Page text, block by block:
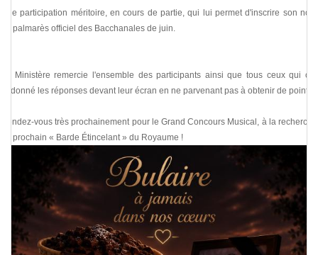
Une participation méritoire, en cours de partie, qui lui permet d'inscrire son nom
au palmarès officiel des Bacchanales de juin.
Le Ministère remercie l'ensemble des participants ainsi que tous ceux qui ont
fredonné les réponses devant leur écran en ne parvenant pas à obtenir de points.
Rendez-vous très prochainement pour le Grand Concours Musical, à la recherche
du prochain « Barde Étincelant » du Royaume !